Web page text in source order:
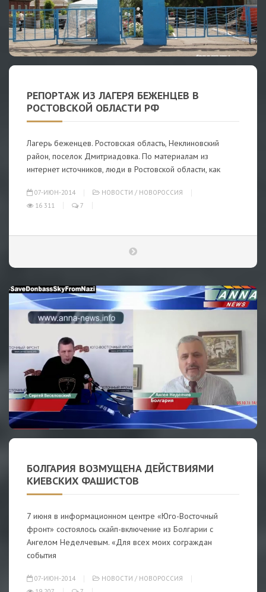
РЕПОРТАЖ ИЗ ЛАГЕРЯ БЕЖЕНЦЕВ В
РОСТОВСКОЙ ОБЛАСТИ РФ
Лагерь беженцев. Ростовская область, Неклиновский
район, поселок Дмитриадовка. По материалам из
интернет источников, люди в Ростовской области, как
07-ИЮН-2014 НОВОСТИ / НОВОРОССИЯ
16 311
7
БОЛГАРИЯ ВОЗМУЩЕНА ДЕЙСТВИЯМИ
КИЕВСКИХ ФАШИСТОВ
7 июня в информационном центре «Юго-Восточный
фронт» состоялось скайп-включение из Болгарии с
Ангелом Неделчевым. «Для всех моих сограждан
события
07-ИЮН-2014 НОВОСТИ / НОВОРОССИЯ